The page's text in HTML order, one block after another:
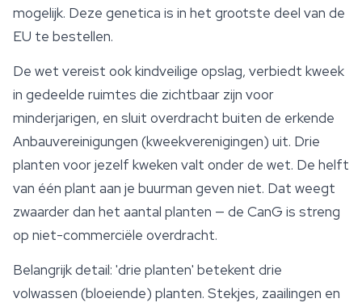
mogelijk. Deze genetica is in het grootste deel van de
EU te bestellen.
De wet vereist ook kindveilige opslag, verbiedt kweek
in gedeelde ruimtes die zichtbaar zijn voor
minderjarigen, en sluit overdracht buiten de erkende
Anbauvereinigungen (kweekverenigingen) uit. Drie
planten voor jezelf kweken valt onder de wet. De helft
van één plant aan je buurman geven niet. Dat weegt
zwaarder dan het aantal planten — de CanG is streng
op niet-commerciële overdracht.
Belangrijk detail: 'drie planten' betekent drie
volwassen (bloeiende) planten. Stekjes, zaailingen en